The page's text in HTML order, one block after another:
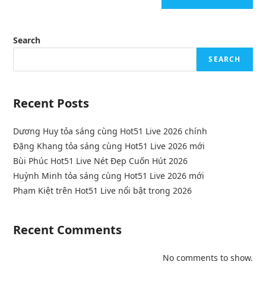
Search
SEARCH
Recent Posts
Dương Huy tỏa sáng cùng Hot51 Live 2026 chính
Đặng Khang tỏa sáng cùng Hot51 Live 2026 mới
Bùi Phúc Hot51 Live Nét Đẹp Cuốn Hút 2026
Huỳnh Minh tỏa sáng cùng Hot51 Live 2026 mới
Phạm Kiệt trên Hot51 Live nổi bật trong 2026
Recent Comments
No comments to show.